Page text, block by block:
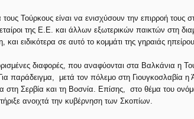
τους Τούρκους είναι να ενισχύσουν την επιρροή
της Ε.Ε. και άλλων εξωτερικών παικτών στη
ειδικότερα σε αυτό το κομμάτι της γηραιάς
διαφορές, που αναφύονται στα Βαλκάνια η
παράδειγμα, μετά τον πόλεμο στη Γιουγκοσλαβία
στη Σερβία και τη Βοσνία. Επίσης, στο θέμα του
ανοιχτά την κυβέρνηση των Σκοπίων.